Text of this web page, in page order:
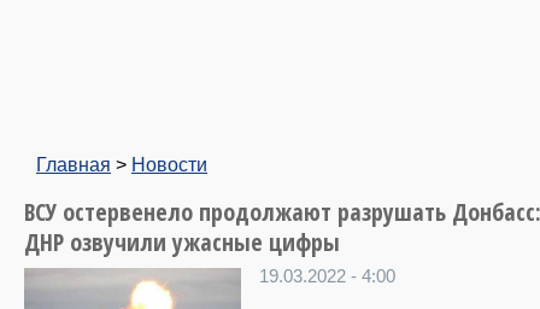
Главная > Новости
ВСУ остервенело продолжают разрушать
ДНР озвучили ужасные цифры
19.03.2022 - 4:00